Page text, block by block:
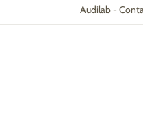
Audilab-